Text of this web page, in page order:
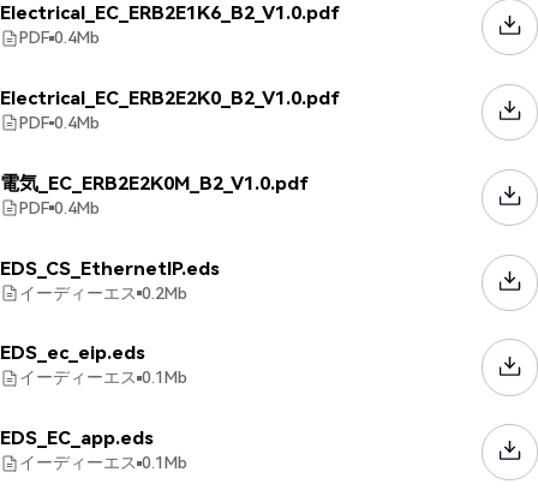
Electrical_EC_ERB2E1K6_B2_V1.0.pdf
PDF 0.4Mb
Electrical_EC_ERB2E2K0_B2_V1.0.pdf
PDF 0.4Mb
電気_EC_ERB2E2K0M_B2_V1.0.pdf
PDF 0.4Mb
EDS_CS_EthernetIP.eds
イーディーエス 0.2Mb
EDS_ec_eip.eds
イーディーエス 0.1Mb
EDS_EC_app.eds
イーディーエス 0.1Mb